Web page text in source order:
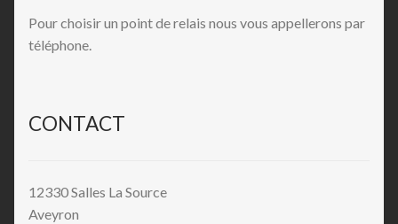
Pour choisir un point de relais nous vous appellerons par
téléphone.
CONTACT
12330 Salles La Source
Aveyron